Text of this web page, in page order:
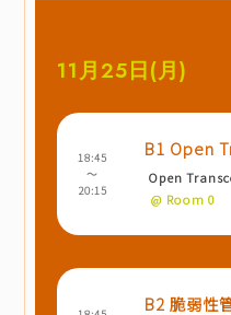
11月25日(月)
18:45
～
20:15
B1 Open
Open
@ Room 0
B2 脆弱性